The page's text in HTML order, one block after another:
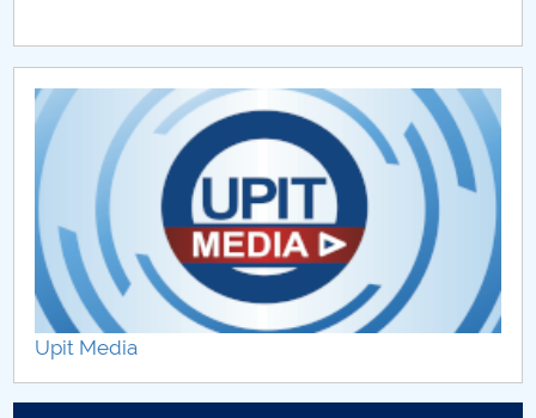
CAR2026
MENIU CANTINA
Ghidul studentului
Cercuri științifice studențești
Practică studenți
Upit Media